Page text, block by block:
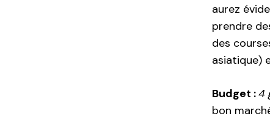
aurez
prendre
des
asiatique)
Budget :4
bon